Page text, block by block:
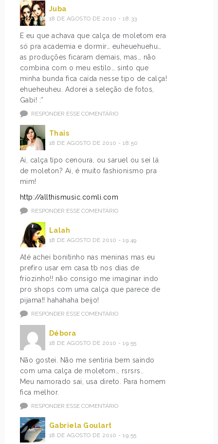
Juba
18 DE AGOSTO DE 2010 - 18:33
E eu que achava que calça de moletom era
só pra academia e dormir… euheuehuehu…
as produções ficaram demais, mas… não
combina com o meu estilo… sinto que
minha bunda fica caída nesse tipo de calça!
ehueheuheu. Adorei a seleção de fotos,
Gabi! :*
RESPONDER ESSE COMENTÁRIO
Thais
18 DE AGOSTO DE 2010 - 18:50
Ai, calça tipo cenoura, ou saruel ou sei lá
de moleton? Ai, é muito fashionismo pra
mim!
http://allthismusic.comli.com
RESPONDER ESSE COMENTÁRIO
Lalah
18 DE AGOSTO DE 2010 - 19:49
Até achei bonitinho nas meninas mas eu
prefiro usar em casa tb nos dias de
friozinho!! não consigo me imaginar indo
pro shops com uma calça que parece de
pijama!! hahahaha beijo!
RESPONDER ESSE COMENTÁRIO
Débora
18 DE AGOSTO DE 2010 - 19:55
Não gostei. Não me sentiria bem saindo
com uma calça de moletom… rsrsrs..
Meu namorado sai, usa direto. Para homem
fica melhor.
RESPONDER ESSE COMENTÁRIO
Gabriela Goulart
18 DE AGOSTO DE 2010 - 19:55